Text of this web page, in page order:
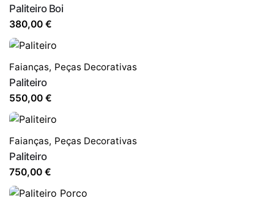
Paliteiro Boi
380,00 €
Faianças, Peças Decorativas
Paliteiro
550,00 €
Faianças, Peças Decorativas
Paliteiro
750,00 €